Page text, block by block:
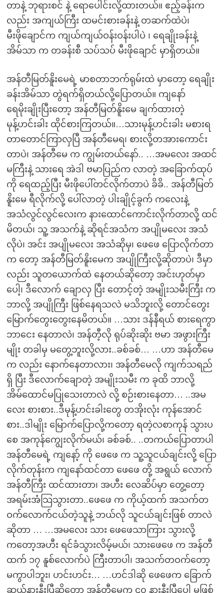
တာနဲ့ ဘုရားစင် နဲ့ ရောပေါင်းလို့ထားတယ်။ ဧည့်ခန်းက
လည်း အကျယ်ကြီး ထမင်းစားခန်းနဲ့ တဆက်ထဲပဲ၊
မီးဖိုချောင်က ကျယ်ကျယ်ဝန်းဝန်းပါပဲ ၊ ရေချိုးခန်းနဲ့
အိမ်သာ က တခန်းစီ သပ်သပ် မီးဖိုချောင် မှာရှိတယ်။
အန်တီမြတ်နိူးမေရဲ့ မာစတာဘက်ရုမ်းထဲ မှာတော့ ရေချိုး
ခန်းအိမ်သာ တွဲရက်ရှိတယ်လို့ပြောတယ်။ ကျနော်
ရေမိုးချိုးပြီးတော့ အန်တီမြတ်နိူးမေ ချက်ထားတဲ့
မုန့်ဟင်းခါး ထိုင်စားကြတယ်။…သားမုန့်ဟင်းခါး မစားရ
တာတောင်ကြာလှပြီ အန်တီမေရ၊ စားလို့တအားကောင်း
တာပဲ၊ အန်တီမေ က ကျွမ်းတယ်နော်.. …အမလေး အထင်
မကြီးနဲ့ သားရေ အဲဒါ ဗမာပြည်က လာတဲ့ အခြောက်ထုပ်
ကို ရေထည့်ပြီး မီးဖိုပေါ်တင်လိုက်တာပဲ ခိခိ.. အန်တီမြတ်
နိူးမေ ရီလိုက်လို့ ပေါ်လာတဲ့ ပါးချိုင့်ခွက် ကလေးနဲ့
အသံလွင်လွင်လေးက နားထောင်ကောင်းလိုက်တာလို့ ထင်
မိတယ်၊ သူ့ အသက်နဲ့ ဆိုရင်အသံက အပျိုမလေး အသံ
လိုပဲ၊ အင်း အပျိုမလေး အသံဆိုမှ၊ ဖေဖေ ပြောလိုက်တာ
က တော့ အန်တီမြတ်နိူးမေက အပျိုကြီးလို့ဆိုတာပဲ၊ ဒီမှာ
လည်း သူတယောက်ထဲ နေတယ်ဆိုတော့ အင်းဟုတ်မှာ
ပေါ့၊ ဒီလောက် ချောလှ ပြီး တောင့်တဲ့ အမျိုးသမီးကြီး က
ဘာလို့ အပျိုကြီး ဖြစ်နေရသလဲ မသိဘူးလို့ တောင်တွေး
မြောက်တွေးတွေးနေမိတယ်။ …သား ဒန်နီရယ် စားရေကွာ
ဘာငေး နေတာလဲ၊ အန်တီ့လို ရုပ်ဆိုးဆိုး ဗမာ အဖွားကြီး
မျိုး တခါမှ မတွေ့ဘူးလို့လား..ခစ်ခစ်… …ဟာ အန်တီမေ
က လည်း နောက်နေတာလား၊ အန်တီမေလို ကျက်သရည်
ရှိ ပြီး ဒီလောက်ချောတဲ့ အမျိုးသမီး က ခုထိ ဘာလို့
အိမ်ထောင်မပြုသေးတာလဲ လို့ စဉ်းစားနေတာ… ..အမ
လေး စားစား..ဒီမုန့်ဟင်းခါးတွေ တအိုးလုံး ကုန်အောင်
စား..ဒါမျိုး မြောက်ပြောလို့ကတော့ ရတဲ့လစာကုန် သွားပ
စေ အကုန်ကျွေးလိုက်မယ်၊ ခစ်ခစ်.. ..တကယ်ပြောတာပါ
အန်တီမေရဲ့ ကျနော့် ကို ဖေဖေ က သူ့သူငယ်ချင်းလို့ ပြော
လိုက်တုန်းက ကျနော်ထင်တာ ဖေဖေ တို့ အရွယ် လောက်
အန်တီကြီး ထင်ထားတာ၊ အဟီး လေဆိပ်မှာ တွေ့တော့
အရမ်းအံသြသွားတာ..ဖေဖေ က ကိုယ့်ထက် အသက်တ
ဝက်လောက်ငယ်တဲ့သူနဲ့ ဘယ်လို သူငယ်ချင်းဖြစ် တာလဲ
ဆိုတာ … …အမလေး သား ဖေဖေသာကြား သွားလို့
ကတော့အဟီး ရင်ခံသွားလိမ့်မယ်၊ သားဖေဖေ က အန်တီ
ထက် ၁၇ နူစ်လောက်ပဲ ကြီးတာပါ၊ အသက်တဝက်တော့
မကွာပါဘူး၊ ဟင်းဟင်း… …ဟင်ဒါဆို ဖေဖေက ခြောက်
ဆယ်နားနီးပြီဆိုတော့ အန်တီမေက ၄၀ နားနီးပြီပေါ့ မဖြစ်